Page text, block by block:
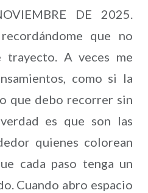
DE 2025.
que no
A veces me
como si la
que debo recorrer sin
es que son las
quienes colorean
cada paso tenga un
Cuando abro espacio